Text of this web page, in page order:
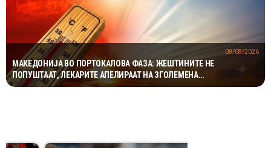
МАКЕДОНИЈА ВО ПОРТОКАЛОВА ФАЗА: ЖЕШТИНИТЕ НЕ
ПОПУШТААТ, ЛЕКАРИТЕ АПЕЛИРААТ НА ЗГОЛЕМЕНА
ПРЕТПАЗЛИВОСТ
08/08/2026